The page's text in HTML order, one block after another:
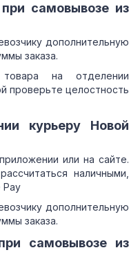
самовывозе из
дополнительную
заказа.
на отделении
проверьте целостность
курьеру Новой
или на сайте.
наличными,
Pay
дополнительную
заказа.
самовывозе из